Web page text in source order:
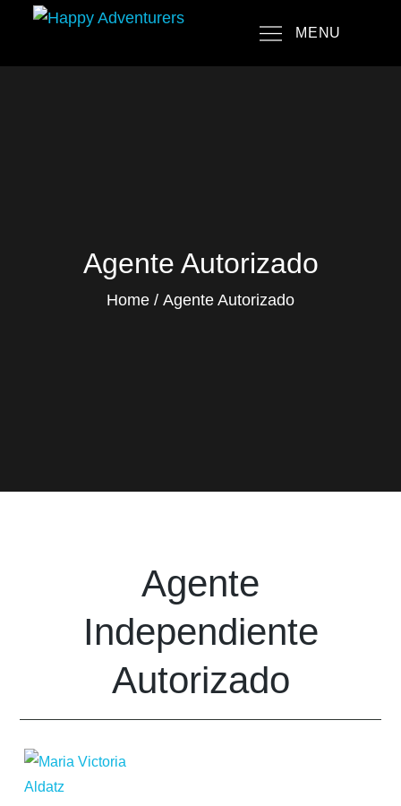
content
MENU
Agente Autorizado
Home Agente Autorizado
Agente
Independiente
Autorizado